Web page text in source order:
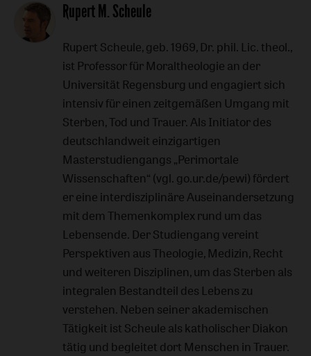
Rupert M. Scheule
Rupert Scheule, geb. 1969, Dr. phil. Lic. theol.,
ist Professor für Moraltheologie an der
Universität Regensburg und engagiert sich
intensiv für einen zeitgemäßen Umgang mit
Sterben, Tod und Trauer. Als Initiator des
deutschlandweit einzigartigen
Masterstudiengangs „Perimortale
Wissenschaften“ (vgl. go.ur.de/pewi) fördert
er eine interdisziplinäre Auseinandersetzung
mit dem Themenkomplex rund um das
Lebensende. Der Studiengang vereint
Perspektiven aus Theologie, Medizin, Recht
und weiteren Disziplinen, um das Sterben als
integralen Bestandteil des Lebens zu
verstehen. Neben seiner akademischen
Tätigkeit ist Scheule als katholischer Diakon
tätig und begleitet dort Menschen in Trauer.